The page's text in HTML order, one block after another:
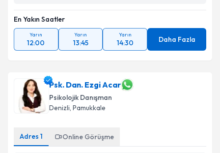
En Yakın Saatler
Yarın
12:00
Yarın
13:45
Yarın
14:30 Daha Fazla
Psk. Dan. Ezgi Acar
Psikolojik Danışman
Denizli, Pamukkale
Adres 1 Online Görüşme